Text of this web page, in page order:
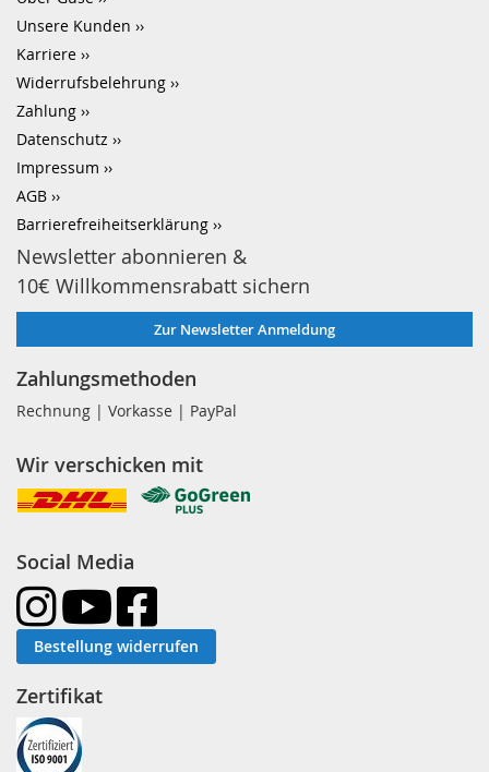
Unsere Kunden
Karriere
Widerrufsbelehrung
Zahlung
Datenschutz
Impressum
AGB
Barrierefreiheitserklärung
Newsletter abonnieren &
10€ Willkommensrabatt sichern
Zur Newsletter Anmeldung
Zahlungsmethoden
Rechnung | Vorkasse | PayPal
Wir verschicken mit
Social Media
Bestellung widerrufen
Zertifikat